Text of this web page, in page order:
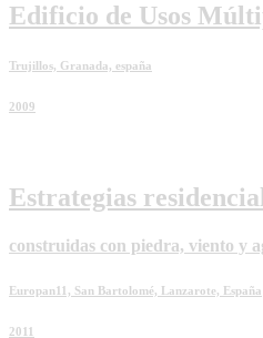
Edificio de Usos
Trujillos, Granada, españa
2009
Estrategias
construidas con piedra, viento y
Europan11, San Bartolomé, Lanzarote, España
2011